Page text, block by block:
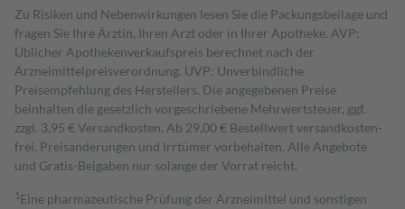
Zu Risiken und Nebenwirkungen lesen Sie die Packungsbeilage und
fragen Sie Ihre Ärztin, Ihren Arzt oder in Ihrer Apotheke. AVP:
Üblicher Apothekenverkaufspreis berechnet nach der
Arzneimittelpreisverordnung. UVP: Unverbindliche
Preisempfehlung des Herstellers. Die angegebenen Preise
beinhalten die gesetzlich vorgeschriebene Mehrwertsteuer, ggf.
zzgl. 3,95 € Versandkosten. Ab 29,00 € Bestell­wert versand­kosten­
frei. Preisänderungen und Irrtümer vorbehalten. Alle Angebote
und Gratis-Beigaben nur solange der Vorrat reicht.
1 Eine pharmazeutische Prüfung der Arzneimittel und sonstigen